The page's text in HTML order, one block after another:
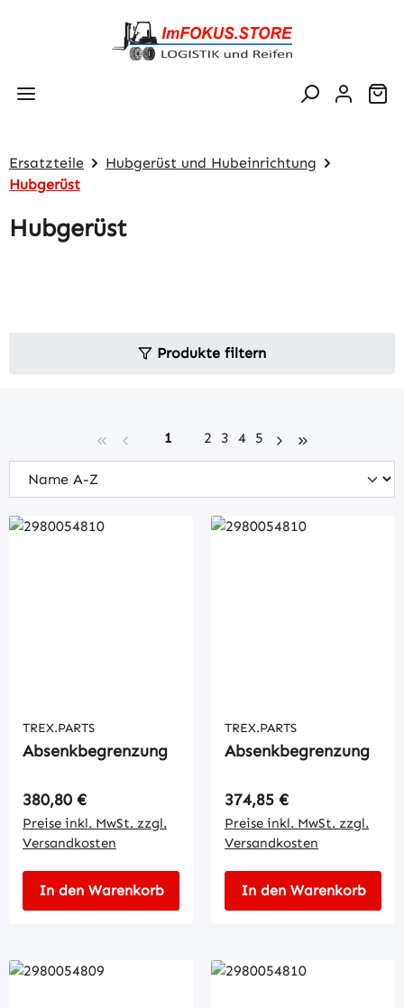
Zum Hauptinhalt springen
Ersatzteile
Hubgerüst und Hubeinrichtung
Hubgerüst
Hubgerüst
Produkte filtern
Seite
1 Seite
2 Seite
3 Seite
4 Seite
5
TREX.PARTS
Absenkbegrenzung
Regulärer Preis:
380,80 €
Preise inkl. MwSt. zzgl.
Versandkosten
In den Warenkorb
TREX.PARTS
Absenkbegrenzung
Regulärer Preis:
374,85 €
Preise inkl. MwSt. zzgl.
Versandkosten
In den Warenkorb